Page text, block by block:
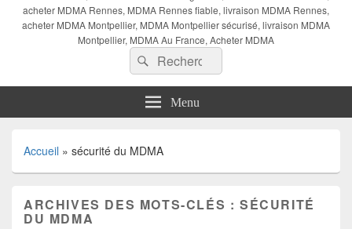
acheter MDMA Rennes, MDMA Rennes fiable, livraison MDMA Rennes,
acheter MDMA Montpellier, MDMA Montpellier sécurisé, livraison MDMA
Montpellier, MDMA Au France, Acheter MDMA
Recherche :
Rechercher
Menu
Accueil » sécurité du MDMA
ARCHIVES DES MOTS-CLÉS :SÉCURITÉ
DU MDMA